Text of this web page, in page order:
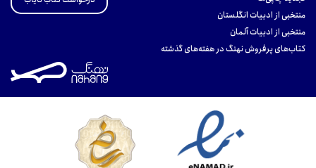
منتخبی از ادبیات انگلستان
منتخبی از ادبیات آلمان
کتاب‌های پرفروش نهنگ در هفته‌های گذشته